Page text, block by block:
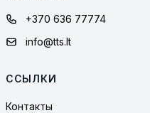
+370 636 77774
info@tts.lt
ССЫЛКИ
Контакты